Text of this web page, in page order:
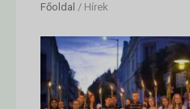
Főoldal / Hírek